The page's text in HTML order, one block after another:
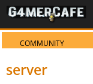
COMMUNITY
server